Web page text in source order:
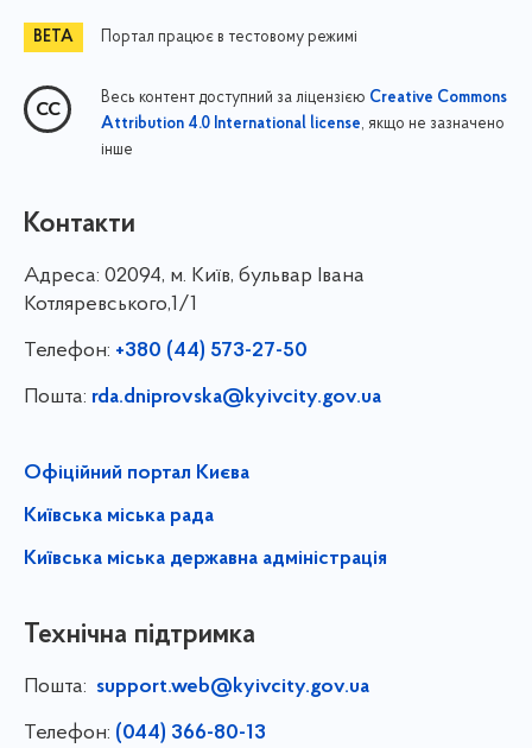
Портал працює в тестовому режимі
Весь контент доступний за ліцензією Creative Commons
Attribution 4.0 International license, якщо не зазначено
інше
Контакти
Адреса: 02094, м. Київ, бульвар Івана
Котляревського,1/1
Телефон: +380 (44) 573-27-50
Пошта: rda.dniprovska@kyivcity.gov.ua
Офіційний портал Києва
Київська міська рада
Київська міська державна адміністрація
Технічна підтримка
Пошта: support.web@kyivcity.gov.ua
Телефон: (044) 366-80-13